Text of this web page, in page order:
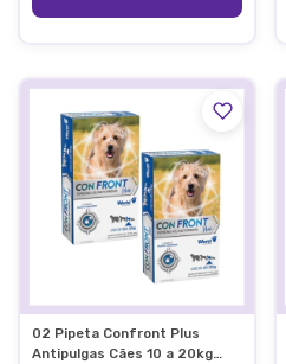
02 Pipeta Confront Plus
Antipulgas Cães 10 a 20kg